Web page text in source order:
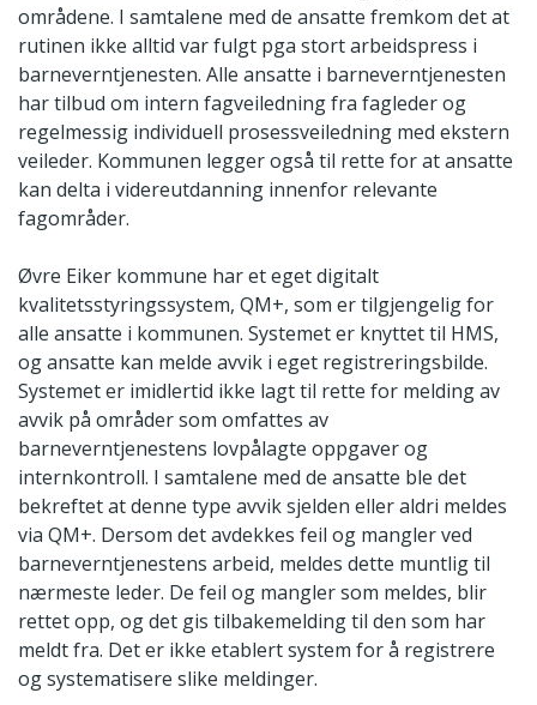
områdene. I samtalene med de ansatte fremkom det at
rutinen ikke alltid var fulgt pga stort arbeidspress i
barneverntjenesten. Alle ansatte i barneverntjenesten
har tilbud om intern fagveiledning fra fagleder og
regelmessig individuell prosessveiledning med ekstern
veileder. Kommunen legger også til rette for at ansatte
kan delta i videreutdanning innenfor relevante
fagområder.
Øvre Eiker kommune har et eget digitalt
kvalitetsstyringssystem, QM+, som er tilgjengelig for
alle ansatte i kommunen. Systemet er knyttet til HMS,
og ansatte kan melde avvik i eget registreringsbilde.
Systemet er imidlertid ikke lagt til rette for melding av
avvik på områder som omfattes av
barneverntjenestens lovpålagte oppgaver og
internkontroll. I samtalene med de ansatte ble det
bekreftet at denne type avvik sjelden eller aldri meldes
via QM+. Dersom det avdekkes feil og mangler ved
barneverntjenestens arbeid, meldes dette muntlig til
nærmeste leder. De feil og mangler som meldes, blir
rettet opp, og det gis tilbakemelding til den som har
meldt fra. Det er ikke etablert system for å registrere
og systematisere slike meldinger.